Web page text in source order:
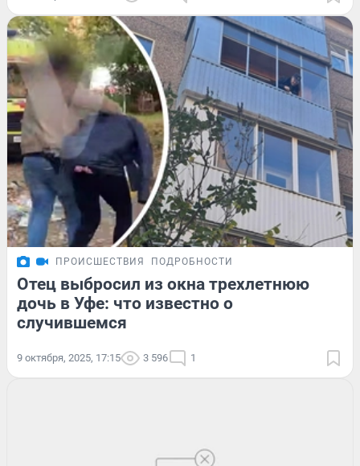
ПРОИСШЕСТВИЯ ПОДРОБНОСТИ
Отец выбросил из окна трехлетнюю
дочь в Уфе: что известно о
случившемся
9 октября, 2025, 17:15 3 596 1